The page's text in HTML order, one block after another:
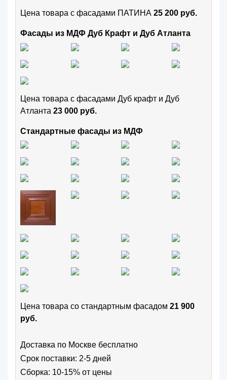
Цена товара с фасадами ПАТИНА 25 200 руб.
Фасады из МДФ Дуб Крафт и Дуб Атланта
Цена товара с фасадами Дуб крафт и Дуб
Атланта 23 000 руб.
Стандартные фасады из МДФ
Цена товара cо стандартным фасадом 21 900
руб.
Доставка по Москве бесплатно
Срок поставки: 2-5 дней
Сборка: 10-15% от цены